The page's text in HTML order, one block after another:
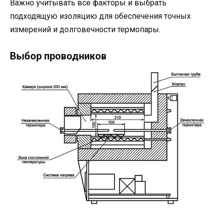
Важно учитывать все факторы и выбрать
подходящую изоляцию для обеспечения точных
измерений и долговечности термопары.
Выбор проводников